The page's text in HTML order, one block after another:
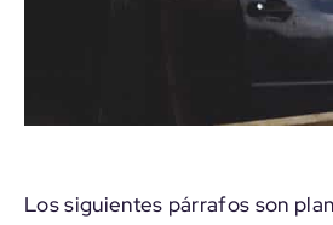
Los siguientes párrafos son